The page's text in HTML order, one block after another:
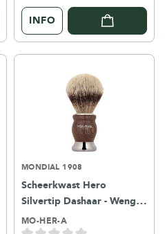
INFO
MONDIAL 1908
Scheerkwast Hero
Silvertip Dashaar - Wengé
1st
MO-HER-A